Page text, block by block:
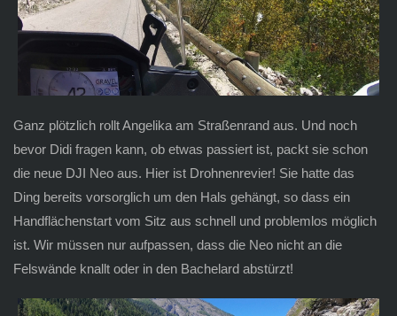
Ganz plötzlich rollt Angelika am Straßenrand aus. Und noch
bevor Didi fragen kann, ob etwas passiert ist, packt sie schon
die neue DJI Neo aus. Hier ist Drohnenrevier! Sie hatte das
Ding bereits vorsorglich um den Hals gehängt, so dass ein
Handflächenstart vom Sitz aus schnell und problemlos möglich
ist. Wir müssen nur aufpassen, dass die Neo nicht an die
Felswände knallt oder in den Bachelard abstürzt!